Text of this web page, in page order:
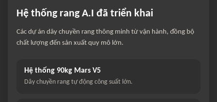
Hệ thống rang A.I đã triển khai
Các dự án dây chuyền rang thông minh từ vận hành, đồng bộ
chất lượng đến sản xuất quy mô lớn.
Hệ thống 90kg Mars V5
Dây chuyền rang tự động công suất lớn.